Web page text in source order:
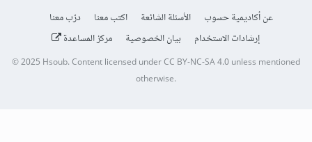
عن أكاديمية حسوب الأسئلة الشائعة اكتب معنا
درّب معنا
إرشادات الاستخدام
بيان الخصوصية مركز المساعدة
© 2025 Hsoub.Content licensed underCC BY-NC-SA 4.0unless mentioned
otherwise.